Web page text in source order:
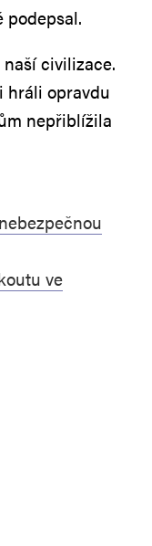
podepsal.
civilizace.
hráli opravdu
nepřiblížila
ve